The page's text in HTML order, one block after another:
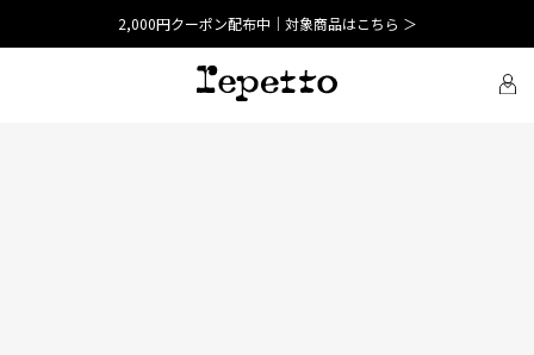
2,000円クーポン配布中｜対象商品はこちら ＞